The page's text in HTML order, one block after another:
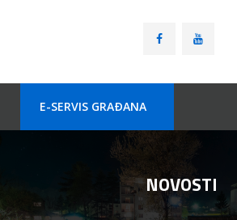
E-SERVIS GRAÐANA
NOVOSTI